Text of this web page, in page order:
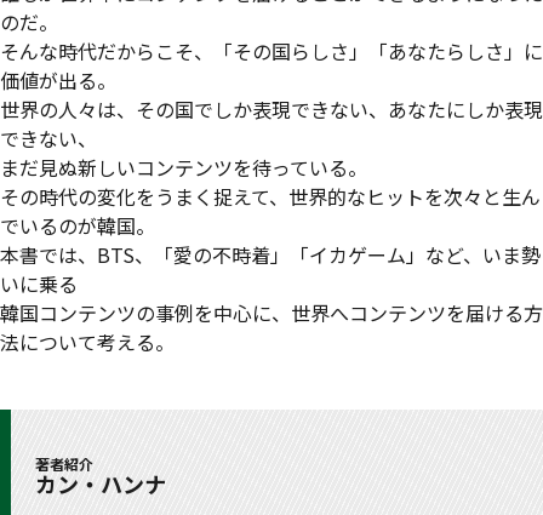
のだ。
そんな時代だからこそ、「その国らしさ」「あなたらしさ」に
価値が出る。
世界の人々は、その国でしか表現できない、あなたにしか表現
できない、
まだ見ぬ新しいコンテンツを待っている。
その時代の変化をうまく捉えて、世界的なヒットを次々と生ん
でいるのが韓国。
本書では、BTS、「愛の不時着」「イカゲーム」など、いま勢
いに乗る
韓国コンテンツの事例を中心に、世界へコンテンツを届ける方
法について考える。
著者紹介
カン・ハンナ